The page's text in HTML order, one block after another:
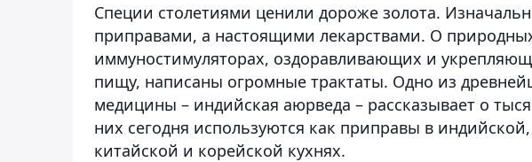
Специи столетиями ценили дороже золота.
приправами, а настоящими лекарствами. О
иммуностимуляторах, оздоравливающих и
пищу, написаны огромные трактаты. Одно из
медицины – индийская аюрведа – рассказывает о
них сегодня используются как приправы в
китайской и корейской кухнях.